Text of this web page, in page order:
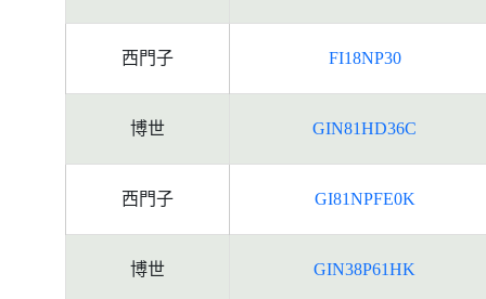
西門子 FI18NP30
博世 GIN81HD36C
西門子 GI81NPFE0K
博世 GIN38P61HK